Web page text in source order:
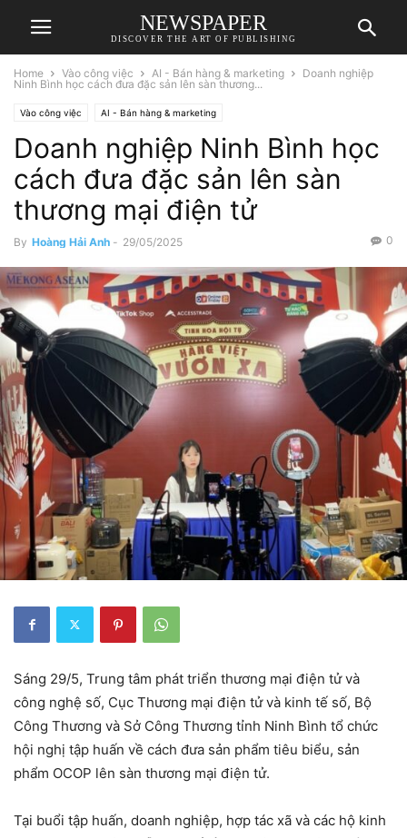
NEWSPAPER
DISCOVER THE ART OF PUBLISHING
Home Vào công việc AI - Bán hàng & marketing
Doanh nghiệp
Ninh Bình học cách đưa đặc sản lên sàn thương...
Vào công việc AI - Bán hàng & marketing
Doanh nghiệp Ninh Bình học
cách đưa đặc sản lên sàn
thương mại điện tử
By Hoàng Hải Anh - 29/05/2025 0
Sáng 29/5, Trung tâm phát triển thương mại điện tử và
công nghệ số, Cục Thương mại điện tử và kinh tế số, Bộ
Công Thương và Sở Công Thương tỉnh Ninh Bình tổ chức
hội nghị tập huấn về cách đưa sản phẩm tiêu biểu, sản
phẩm OCOP lên sàn thương mại điện tử.
Tại buổi tập huấn, doanh nghiệp, hợp tác xã và các hộ kinh